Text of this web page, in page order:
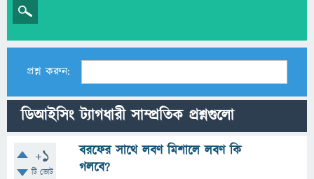
প্রশ্ন করুন:
ডিআইসিং ট্যাগধারী সাম্প্রতিক প্রশ্নগুলো
+1
টি ভোট
বরফের সাথে লবণ মিশালে লবণ কি
গলবে?